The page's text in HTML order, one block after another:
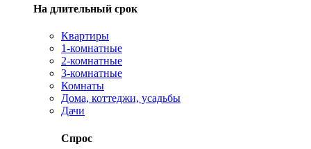
На длительный срок
Квартиры
1-комнатные
2-комнатные
3-комнатные
Комнаты
Дома, коттеджи, усадьбы
Дачи
Спрос